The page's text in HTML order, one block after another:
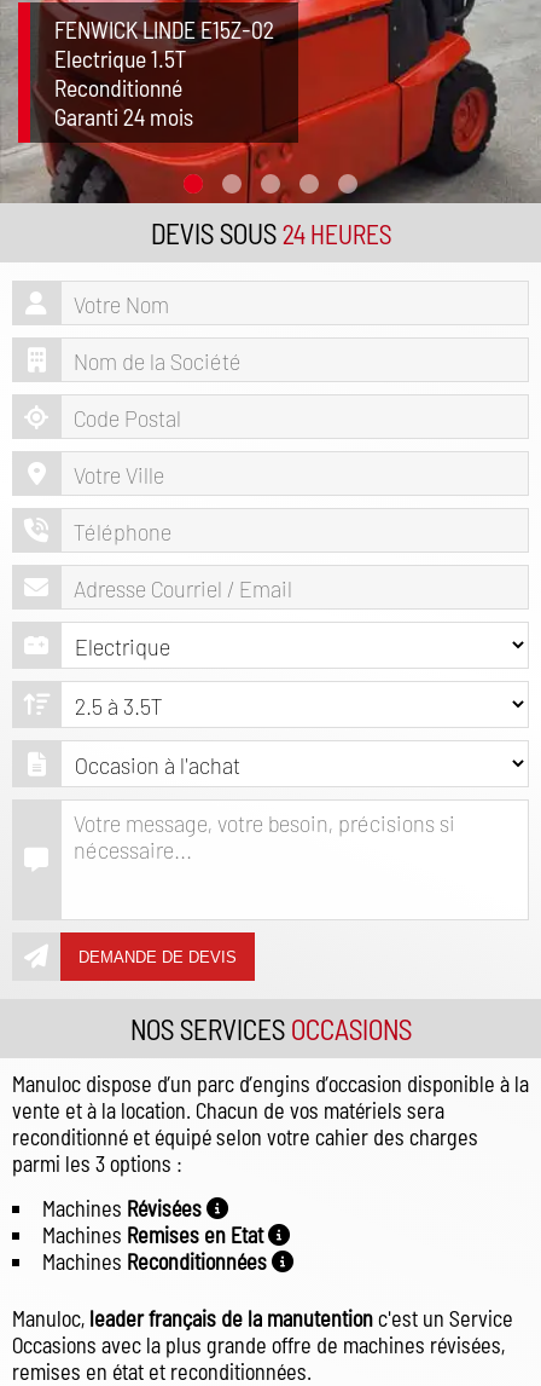
DEVIS SOUS24 HEURES
DEMANDE DE DEVIS
FENWICK LINDE E15Z-02
Electrique 1.5T
Reconditionné
Garanti 24 mois
NOS SERVICES OCCASIONS
Manuloc dispose d’un parc d’engins d’occasion disponible à la
vente et à la location. Chacun de vos matériels sera
reconditionné et équipé selon votre cahier des charges
parmi les 3 options :
Machines Révisées
Machines Remises en Etat
Machines Reconditionnées
Manuloc, leader français de la manutentionc'est un Service
Occasions avec la plus grande offre de machines révisées,
remises en état et reconditionnées.